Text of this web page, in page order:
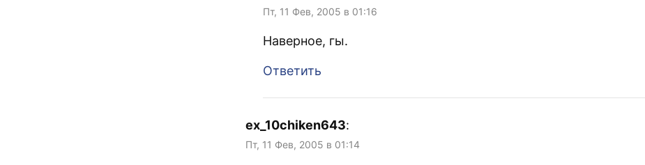
Пт, 11 Фев, 2005 в 01:16
Наверное, гы.
Ответить
ex_10chiken643:
Пт, 11 Фев, 2005 в 01:14